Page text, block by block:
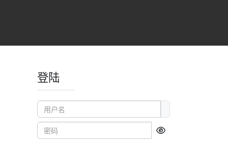
登陆
用户名
密码